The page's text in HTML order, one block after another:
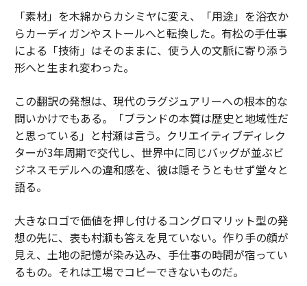
「素材」を木綿からカシミヤに変え、「用途」を浴衣か
らカーディガンやストールへと転換した。有松の手仕事
による「技術」はそのままに、使う人の文脈に寄り添う
形へと生まれ変わった。
この翻訳の発想は、現代のラグジュアリーへの根本的な
問いかけでもある。「ブランドの本質は歴史と地域性だ
と思っている」と村瀬は言う。クリエイティブディレク
ターが3年周期で交代し、世界中に同じバッグが並ぶビ
ジネスモデルへの違和感を、彼は隠そうともせず堂々と
語る。
大きなロゴで価値を押し付けるコングロマリット型の発
想の先に、表も村瀬も答えを見ていない。作り手の顔が
見え、土地の記憶が染み込み、手仕事の時間が宿ってい
るもの。それは工場でコピーできないものだ。